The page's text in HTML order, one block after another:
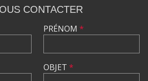
CONTACTER
PRÉNOM *
OBJET *